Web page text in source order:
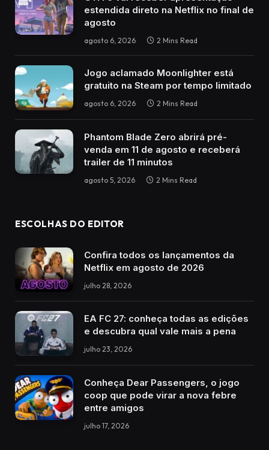
estendida direto na Netflix no final de
agosto
agosto 6, 2026 2 Mins Read
Jogo aclamado Moonlighter está
gratuito na Steam por tempo limitado
agosto 6, 2026 2 Mins Read
Phantom Blade Zero abrirá pré-
venda em 11 de agosto e receberá
trailer de 11 minutos
agosto 5, 2026 2 Mins Read
ESCOLHAS DO EDITOR
Confira todos os lançamentos da
Netflix em agosto de 2026
julho 28, 2026
EA FC 27: conheça todas as edições
e descubra qual vale mais a pena
julho 23, 2026
Conheça Dear Passengers, o jogo
coop que pode virar a nova febre
entre amigos
julho 17, 2026